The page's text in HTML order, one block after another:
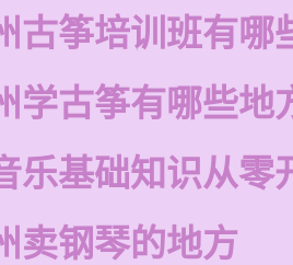
古筝培训班有哪
学古筝有哪些地
乐基础知识从零
卖钢琴的地方